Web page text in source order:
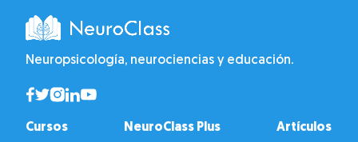
Neuropsicología, neurociencias y educación.
Cursos NeuroClass Plus Artículos